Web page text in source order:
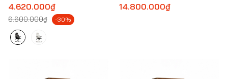
4.620.000₫
6.600.000₫ -30%
14.800.000₫